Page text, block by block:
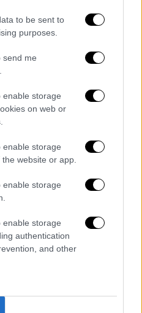
to be sent to
purposes.
send me
enable storage
on web or
enable storage
website or app.
enable storage
enable storage
authentication
and other
του
Ακρόπολης δεν
ελεύθερης
εισόδου
χώρους και
είναι ελεύθερη
Μνήμης Μελίνας
Ημέρα Μνημείων)
Ημέρα Μουσείων)